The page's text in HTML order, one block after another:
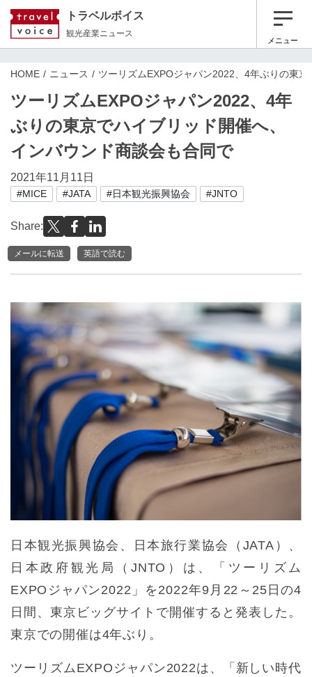
トラベルボイス
観光産業ニュース
メニュー
HOME ニュース ツーリズムEXPOジャパン2022、4年ぶりの東
ツーリズムEXPOジャパン2022、4年
ぶりの東京でハイブリッド開催へ、
インバウンド商談会も合同で
2021年11月11日
#MICE #JATA #日本観光振興協会 #JNTO
Share:
メールに転送 英語で読む
日本観光振興協会、日本旅行業協会（JATA）、
日本政府観光局（JNTO）は、「ツーリズム
EXPOジャパン2022」を2022年9月22～25日の4
日間、東京ビッグサイトで開催すると発表した。
東京での開催は4年ぶり。
ツーリズムEXPOジャパン2022は、「新しい時代